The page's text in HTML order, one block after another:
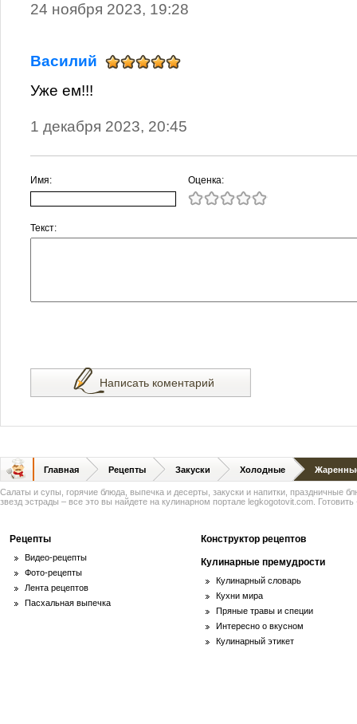
24 ноября 2023, 19:28
Василий
Уже ем!!!
1 декабря 2023, 20:45
Имя: Оценка:
Текст:
Написать коментарий
Главная Рецепты Закуски Холодные
Салаты и супы, горячие блюда, выпечка и десерты, закуски и напитки, праздничные
звезд эстрады – все это вы найдете на кулинарном портале legkogotovit.com. Готовить
Рецепты
Видео-рецепты
Фото-рецепты
Лента рецептов
Пасхальная выпечка
Конструктор рецептов
Кулинарные премудрости
Кулинарный словарь
Кухни мира
Пряные травы и специи
Интересно о вкусном
Кулинарный этикет